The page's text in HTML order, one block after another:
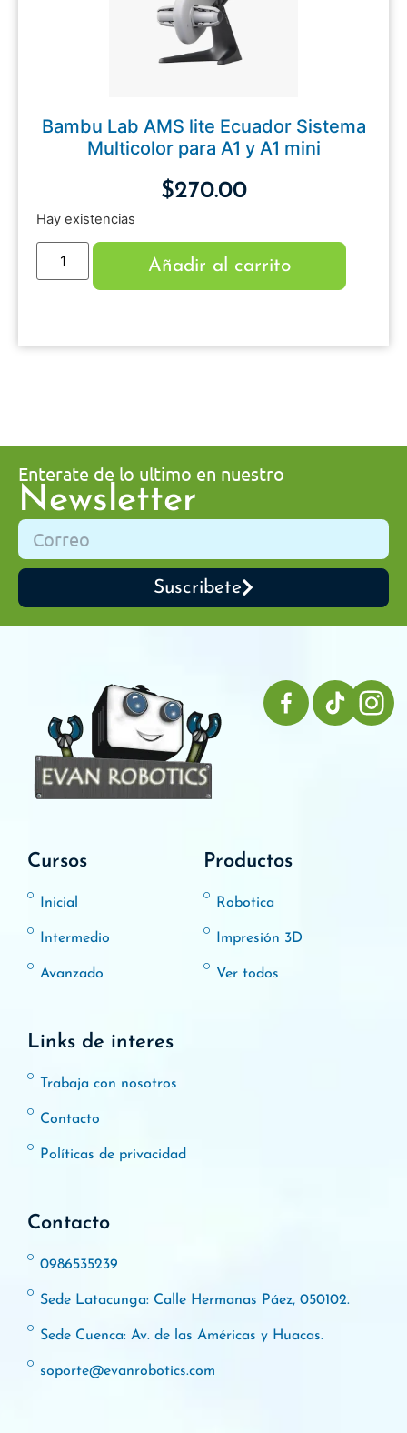
Bambu Lab AMS lite Ecuador Sistema
Multicolor para A1 y A1 mini
$270.00
Hay existencias
Añadir al carrito
Enterate de lo ultimo en nuestro
Newsletter
Suscribete
Cursos
Inicial
Intermedio
Avanzado
Productos
Robotica
Impresión 3D
Ver todos
Links de interes
Trabaja con nosotros
Contacto
Políticas de privacidad
Contacto
0986535239
Sede Latacunga: Calle Hermanas Páez, 050102.
Sede Cuenca: Av. de las Américas y Huacas.
soporte@evanrobotics.com